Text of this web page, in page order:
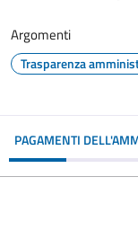
Argomenti
Trasparenza
PAGAMENTI